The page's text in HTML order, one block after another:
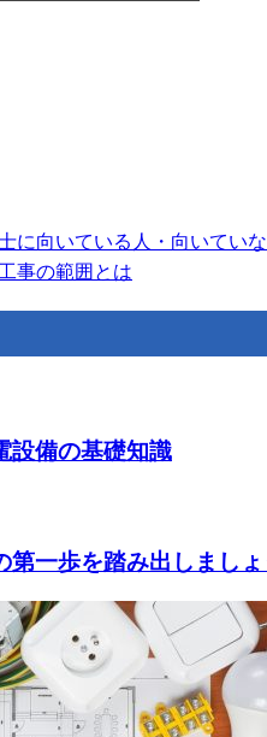
に向いている人・向いてい
事の範囲とは
設備の基礎知識
第一歩を踏み出しまし